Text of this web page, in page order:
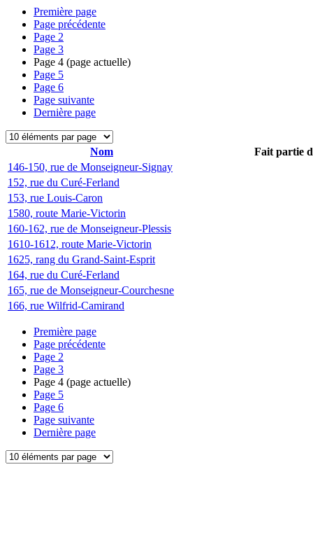
Première page
Page précédente
Page 2
Page 3
Page 4 (page actuelle)
Page 5
Page 6
Page suivante
Dernière page
Nom
Fait partie
146-150, rue de Monseigneur-Signay
152, rue du Curé-Ferland
153, rue Louis-Caron
1580, route Marie-Victorin
160-162, rue de Monseigneur-Plessis
1610-1612, route Marie-Victorin
1625, rang du Grand-Saint-Esprit
164, rue du Curé-Ferland
165, rue de Monseigneur-Courchesne
166, rue Wilfrid-Camirand
Première page
Page précédente
Page 2
Page 3
Page 4 (page actuelle)
Page 5
Page 6
Page suivante
Dernière page